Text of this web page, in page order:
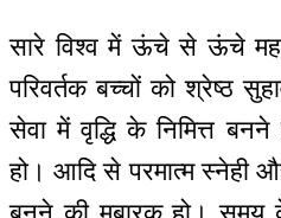
सारे विश्व में ऊंचे से ऊंचे
परिवर्तक बच्चों को श्रेष्ठ
सेवा में वृद्धि के निमित्त
हो। आदि से परमात्म स्नेही